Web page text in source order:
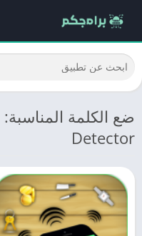
Detector